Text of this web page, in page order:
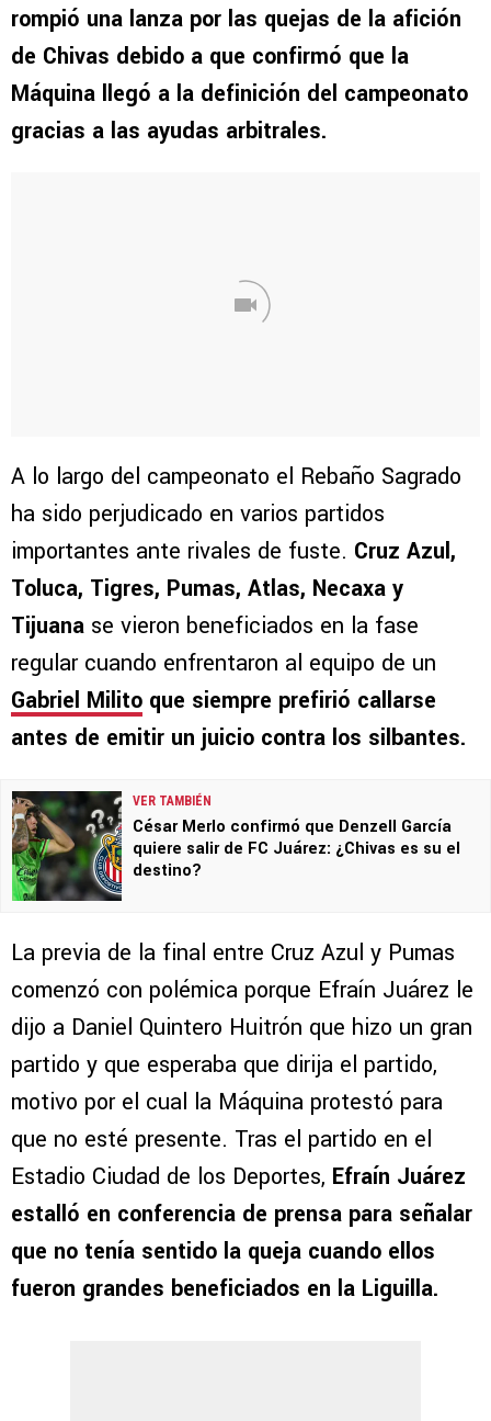
rompió una lanza por las quejas de la afición
de Chivas debido a que confirmó que la
Máquina llegó a la definición del campeonato
gracias a las ayudas arbitrales.
A lo largo del campeonato el Rebaño Sagrado
ha sido perjudicado en varios partidos
importantes ante rivales de fuste. Cruz Azul,
Toluca, Tigres, Pumas, Atlas, Necaxa y
Tijuana se vieron beneficiados en la fase
regular cuando enfrentaron al equipo de un
Gabriel Milito que siempre prefirió callarse
antes de emitir un juicio contra los silbantes.
VER TAMBIÉN
César Merlo confirmó que Denzell García
quiere salir de FC Juárez: ¿Chivas es su el
destino?
La previa de la final entre Cruz Azul y Pumas
comenzó con polémica porque Efraín Juárez le
dijo a Daniel Quintero Huitrón que hizo un gran
partido y que esperaba que dirija el partido,
motivo por el cual la Máquina protestó para
que no esté presente. Tras el partido en el
Estadio Ciudad de los Deportes, Efraín Juárez
estalló en conferencia de prensa para señalar
que no tenía sentido la queja cuando ellos
fueron grandes beneficiados en la Liguilla.